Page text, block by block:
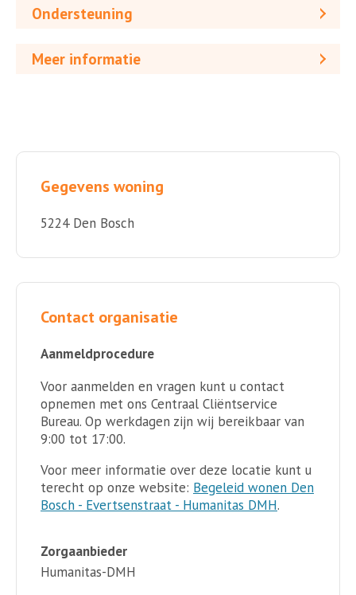
Ondersteuning
Meer informatie
Gegevens woning
5224 Den Bosch
Contact organisatie
Aanmeldprocedure
Voor aanmelden en vragen kunt u contact
opnemen met ons Centraal Cliëntservice
Bureau. Op werkdagen zijn wij bereikbaar van
9:00 tot 17:00.
Voor meer informatie over deze locatie kunt u
terecht op onze website: Begeleid wonen Den
Bosch - Evertsenstraat - Humanitas DMH.
Zorgaanbieder
Humanitas-DMH